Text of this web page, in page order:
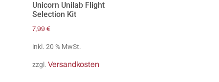
Unicorn Unilab Flight
Selection Kit
7,99 €
inkl. 20 % MwSt.
zzgl. Versandkosten